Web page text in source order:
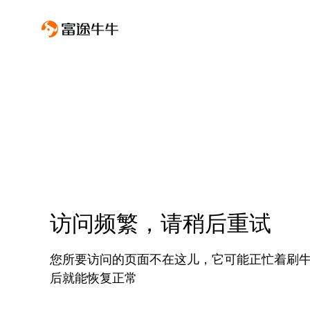
访问频繁，请稍后重试
您所要访问的页面不在这儿，它可能正忙着刷
后就能恢复正常